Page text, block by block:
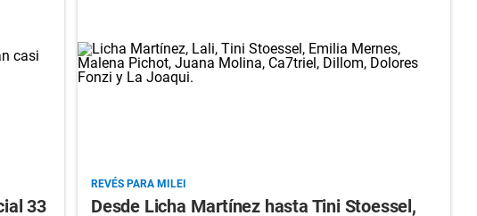
33
REVÉS PARA MILEI
Desde Licha Martínez hasta Tini Stoessel,